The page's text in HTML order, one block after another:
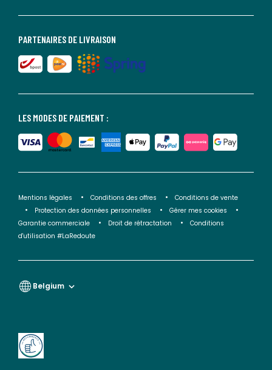
LES MODES DE PAIEMENT :
PARTENAIRES DE LIVRAISON
Mentions légales Conditions des offres
Conditions de vente
Protection des données personnelles
Gérer mes cookies
Garantie commerciale
Droit de rétractation
Conditions
d'utilisation #LaRedoute
Belgium